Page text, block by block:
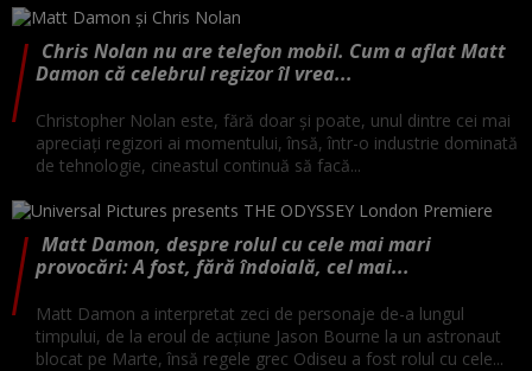
Chris Nolan nu are telefon mobil. Cum a aflat Matt
Damon că celebrul regizor îl vrea...
Christopher Nolan este, fără doar și poate, unul dintre cei mai
apreciați regizori ai momentului, însă, într-o industrie dominată
de tehnologie, cineastul continuă să facă...
Matt Damon, despre rolul cu cele mai mari
provocări: A fost, fără îndoială, cel mai...
Matt Damon a interpretat zeci de personaje de-a lungul
timpului, de la eroul de acţiune Jason Bourne la un astronaut
blocat pe Marte, însă regele grec Odiseu a fost rolul cu cele...